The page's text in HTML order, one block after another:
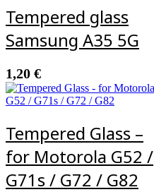
Tempered glass
Samsung A35 5G
1,20 €
Tempered Glass –
for Motorola G52 /
G71s / G72 / G82